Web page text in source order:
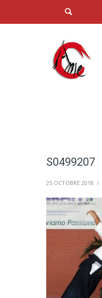
S0499207
25 OCTOBRE 2018 /